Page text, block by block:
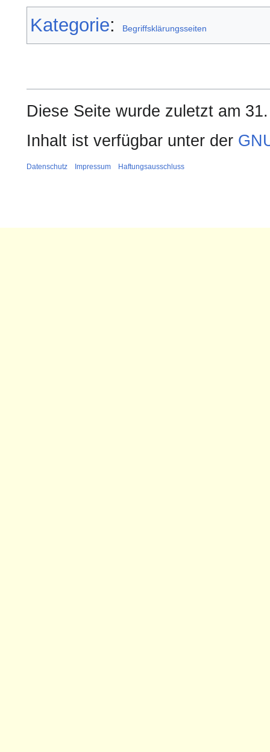
Kategorie: Begriffsklärungsseiten
Diese Seite wurde zuletzt am
Inhalt ist verfügbar unter der
Datenschutz Impressum Haftungsausschluss